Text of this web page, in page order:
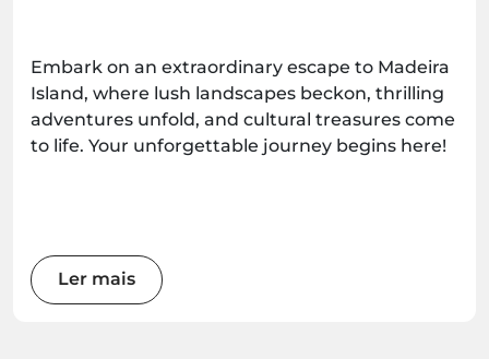
Embark on an extraordinary escape to Madeira
Island, where lush landscapes beckon, thrilling
adventures unfold, and cultural treasures come
to life. Your unforgettable journey begins here!
Ler mais